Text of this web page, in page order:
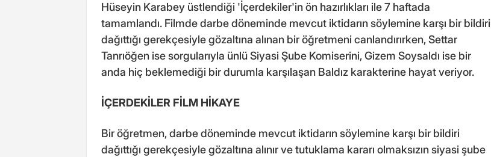
Hüseyin Karabey üstlendiği 'İçerdekiler'in ön hazırlıkları ile 7 haftada
tamamlandı. Filmde darbe döneminde mevcut iktidarın söylemine karşı bir bildiri
dağıttığı gerekçesiyle gözaltına alınan bir öğretmeni canlandırırken, Settar
Tanrıöğen ise sorgularıyla ünlü Siyasi Şube Komiserini, Gizem Soysaldı ise bir
anda hiç beklemediği bir durumla karşılaşan Baldız karakterine hayat veriyor.
İÇERDEKİLER FİLM HİKAYE
Bir öğretmen, darbe döneminde mevcut iktidarın söylemine karşı bir bildiri
dağıttığı gerekçesiyle gözaltına alınır ve tutuklama kararı olmaksızın siyasi şube